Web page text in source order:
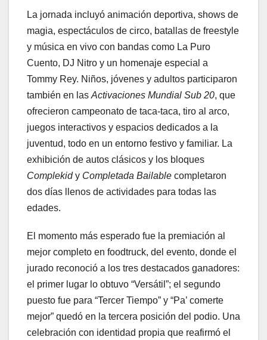
La jornada incluyó animación deportiva, shows de
magia, espectáculos de circo, batallas de freestyle
y música en vivo con bandas como La Puro
Cuento, DJ Nitro y un homenaje especial a
Tommy Rey. Niños, jóvenes y adultos participaron
también en las Activaciones Mundial Sub 20, que
ofrecieron campeonato de taca-taca, tiro al arco,
juegos interactivos y espacios dedicados a la
juventud, todo en un entorno festivo y familiar. La
exhibición de autos clásicos y los bloques
Complekidy Completada Bailable completaron
dos días llenos de actividades para todas las
edades.
El momento más esperado fue la premiación al
mejor completo en foodtruck, del evento, donde el
jurado reconoció a los tres destacados ganadores:
el primer lugar lo obtuvo “Versátil”; el segundo
puesto fue para “Tercer Tiempo” y “Pa’ comerte
mejor” quedó en la tercera posición del podio. Una
celebración con identidad propia que reafirmó el